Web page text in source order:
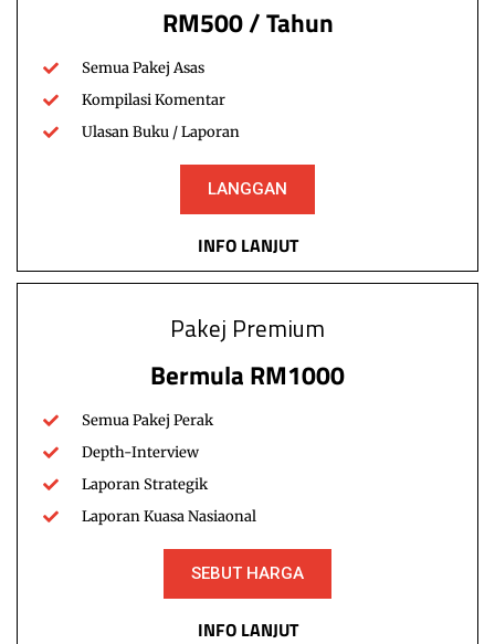
June 28, 2015
olehIRIS Institute.
Rekasawang
Affiliate Area
RM500 / Tahun
Semua Pakej Asas
Kompilasi Komentar
Ulasan Buku / Laporan
LANGGAN
INFO LANJUT
Pakej Premium
Bermula RM1000
Semua Pakej Perak
Depth-Interview
Laporan Strategik
Laporan Kuasa Nasiaonal
SEBUT HARGA
INFO LANJUT